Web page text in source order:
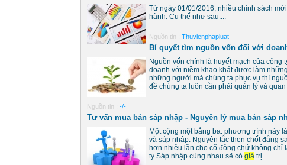
Từ ngày 01/01/2016, nhiều chính sách
hành. Cụ thể như sau:...
Nguồn tin : Thuvienphapluat
Bí quyết tìm nguồn vốn đối với
Nguồn vốn chính là huyết mạch của công
doanh với niềm khao khát được làm
những người mà chúng ta phục vụ thì
đề chúng ta luôn cần phải quản lý và quan
Nguồn tin : -/-
Tư vấn mua bán sáp nhập - Nguyên lý mua bán sáp
Một cộng một bằng ba: phương trình này
và sáp nhập. Nguyên tắc then chốt đằng
hơn nhiều lần cho cổ đông chứ không chỉ
ty Sáp nhập cùng nhau sẽ có giá trị......